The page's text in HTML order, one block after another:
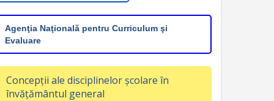
Agenţia Naţională pentru Curriculum şi
Evaluare
Concepții ale disciplinelor școlare în
învățământul general